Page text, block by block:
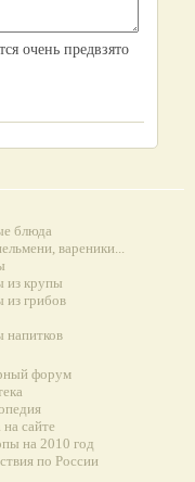
очень предвзято
блюда
вареники...
из крупы
из грибов
напитков
форум
на сайте
на 2010 год
по России